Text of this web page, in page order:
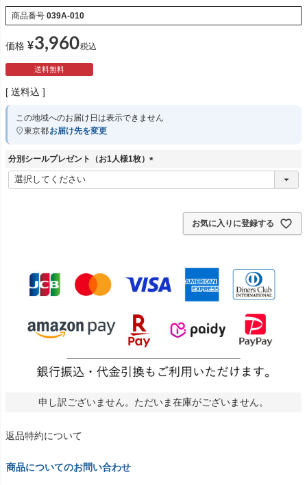
商品番号 039A-010
価格 ¥3,960税込
送料無料
送料込
この地域へのお届け日は表示できません
東京都お届け先を変更
分別シールプレゼント（お1人様1枚）
(
お気に入りに登録する
申し訳ございません。ただいま在庫がございません。
返品特約について
商品についてのお問い合わせ